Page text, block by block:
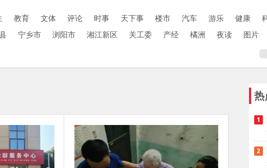
教育 文体 评论 时事 天下事 楼市 汽车 游乐 健康
宁乡市 浏阳市 湘江新区 关工委 产经 橘洲 夜读 图片
热
1
2